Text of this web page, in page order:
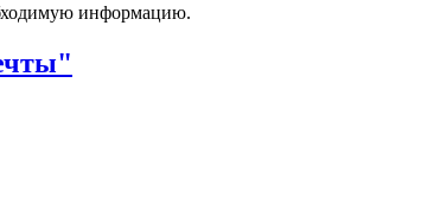
информацию.